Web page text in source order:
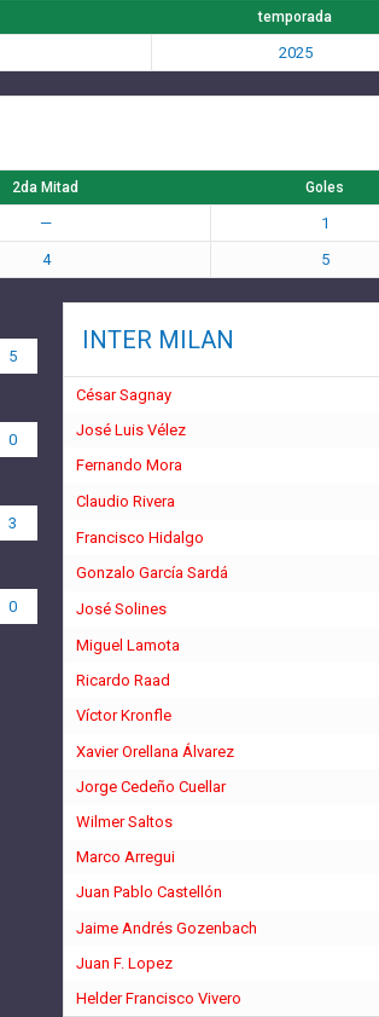
temporada
2025
2da Mitad Goles
—
1
4 5
INTER MILAN
César Sagnay
José Luis Vélez
Fernando Mora
Claudio Rivera
Francisco Hidalgo
Gonzalo García Sardá
José Solines
Miguel Lamota
Ricardo Raad
Víctor Kronfle
Xavier Orellana Álvarez
Jorge Cedeño Cuellar
Wilmer Saltos
Marco Arregui
Juan Pablo Castellón
Jaime Andrés Gozenbach
Juan F. Lopez
Helder Francisco Vivero
5
0
3
0